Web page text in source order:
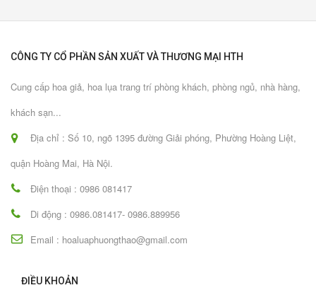
CÔNG TY CỔ PHẦN SẢN XUẤT VÀ THƯƠNG MẠI HTH
Cung cấp hoa giả, hoa lụa trang trí phòng khách, phòng ngủ, nhà hàng,
khách sạn...
Địa chỉ : Số 10, ngõ 1395 đường Giải phóng, Phường Hoàng Liệt,
quận Hoàng Mai, Hà Nội.
Điện thoại : 0986 081417
Di động : 0986.081417- 0986.889956
Email : hoaluaphuongthao@gmail.com
ĐIỀU KHOẢN